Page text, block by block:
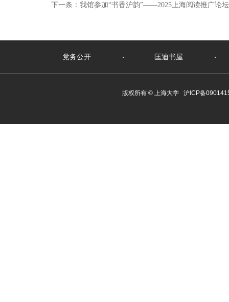
下一条： 我馆参加“书香沪韵”——2025上海阅读推广论
党务公开 匡迪书屋
版权所有 © 上海大学 沪ICP备